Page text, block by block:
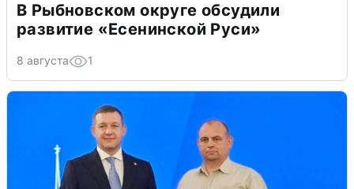
В Рыбновском округе обсудили
развитие «Есенинской Руси»
8 августа 1